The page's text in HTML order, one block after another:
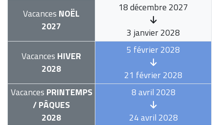
Vacances NOËL
2027
18 décembre 2027
3 janvier 2028
Vacances HIVER
2028
5 février 2028
21 février 2028
Vacances PRINTEMPS
/ PÂQUES
2028
8 avril 2028
24 avril 2028